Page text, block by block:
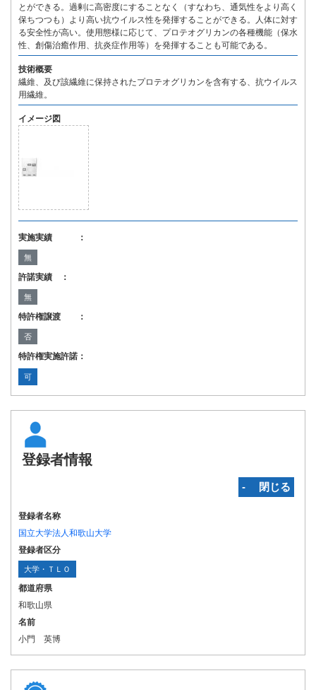
とができる。過剰に高密度にすることなく（すなわち、通気性をより高く
保ちつつも）より高い抗ウイルス性を発揮することができる。人体に対す
る安全性が高い。使用態様に応じて、プロテオグリカンの各種機能（保水
性、創傷治癒作用、抗炎症作用等）を発揮することも可能である。
技術概要
繊維、及び該繊維に保持されたプロテオグリカンを含有する、抗ウイルス
用繊維。
イメージ図
実施実績 ：
無
許諾実績 ：
無
特許権譲渡 ：
否
特許権実施許諾：
可
登録者情報
‐ 閉じる
登録者名称
国立大学法人和歌山大学
登録者区分
大学・ＴＬＯ
都道府県
和歌山県
名前
小門 英博